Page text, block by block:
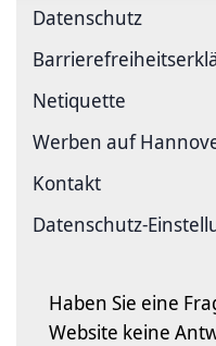
Datenschutz
Netiquette
Werben auf
Kontakt
Datenschutz-
Haben Sie eine
Website keine